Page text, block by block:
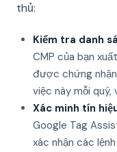
thủ:
Kiểm tra danh
CMP của bạn
được chứng
việc này mỗi
Xác minh tín
Google Tag
xác nhận các lệnh